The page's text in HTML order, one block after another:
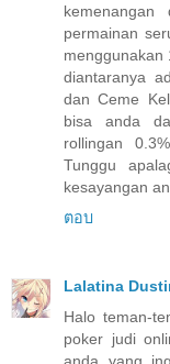
permainan
menggunakan
diantaranya
dan Ceme
bisa anda
rollingan
Tunggu
kesayangan
ตอบ
Lalatina
Halo teman-
poker judi